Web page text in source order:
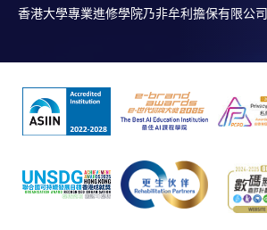
香港大學專業進修學院乃非牟利擔保有限公司